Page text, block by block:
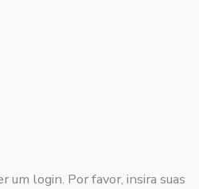
um login. Por favor, insira suas